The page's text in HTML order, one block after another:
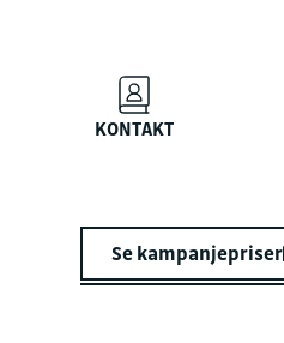
KONTAKT
Se kampanjepriser